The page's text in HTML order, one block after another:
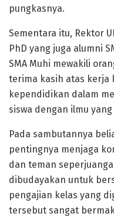
pungkasnya.
Sementara itu, Rektor
PhD yang juga alumni
SMA Muhi mewakili
terima kasih atas kerja
kependidikan dalam
siswa dengan ilmu
Pada sambutannya
pentingnya menjaga
dan teman
dibudayakan untuk
pengajian kelas yang
tersebut sangat